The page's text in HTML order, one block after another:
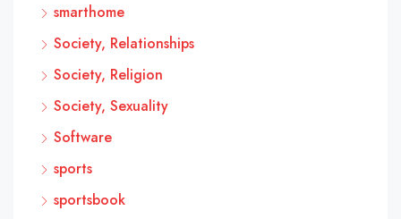
smarthome
Society, Relationships
Society, Religion
Society, Sexuality
Software
sports
sportsbook